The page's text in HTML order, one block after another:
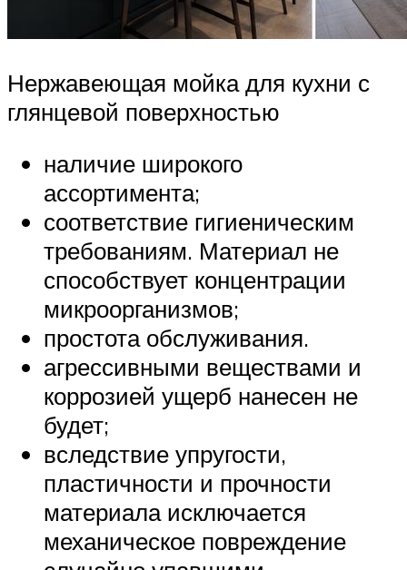
Нержавеющая мойка для кухни с
глянцевой поверхностью
наличие широкого
ассортимента;
соответствие гигиеническим
требованиям. Материал не
способствует концентрации
микроорганизмов;
простота обслуживания.
агрессивными веществами и
коррозией ущерб нанесен не
будет;
вследствие упругости,
пластичности и прочности
материала исключается
механическое повреждение